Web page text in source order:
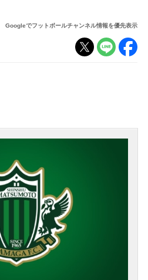
Googleでフットボールチャンネル情報を優先表示